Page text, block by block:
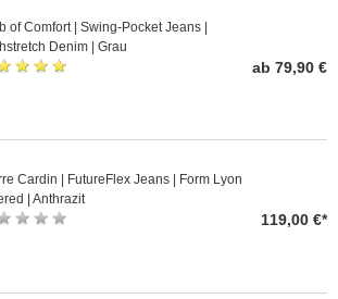
of Comfort | Swing-Pocket Jeans |
Denim | Grau
ab 79,90 €
Cardin | FutureFlex Jeans | Form Lyon
| Anthrazit
119,00 €*